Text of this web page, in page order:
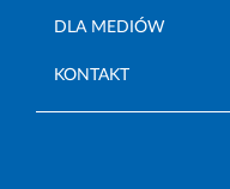
DLA MEDIÓW
KONTAKT